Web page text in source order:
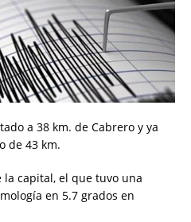
a 38 km. de Cabrero y ya
de 43 km.
la capital, el que tuvo una
en 5.7 grados en